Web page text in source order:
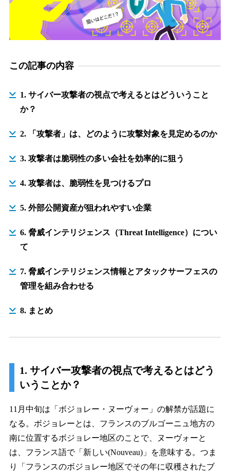
この記事の内容
1. サイバー攻撃者の視点で考えるとはどういうこと
か？
2. 「攻撃者」は、どのように攻撃対象を見定めるのか
3. 攻撃者は脆弱性の多い会社を効率的に狙う
4. 攻撃者は、脆弱性を見つけるプロ
5. 外部公開資産が狙われやすい企業
6. 脅威インテリジェンス（Threat Intelligence）につい
て
7. 脅威インテリジェンス情報とアタックサーフェスの
管理を組み合わせる
8. まとめ
1. サイバー攻撃者の視点で考えるとはどう
いうことか？
11月中旬は「ボジョレー・ヌーヴォー」の解禁が話題に
なる。ボジョレーとは、フランスのブルゴーニュ地方の
南に位置するボジョレー地区のことで、ヌーヴォーと
は、フランス語で「新しい(Nouveau)」を意味する。つま
り「フランスのボジョレー地区でその年に収穫されたブ